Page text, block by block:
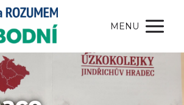
MENU